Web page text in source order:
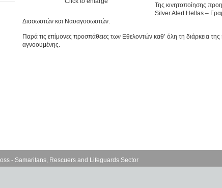
Της κινητοποίησης
Silver Alert Hellas –
Διασωστών και Ναυαγοσωστών.
Παρά τις επίμονες προσπάθειες των Εθελοντών καθ’ όλη τη διάρκεια
αγνοουμένης.
- Samaritans, Rescuers and Lifeguards Sector